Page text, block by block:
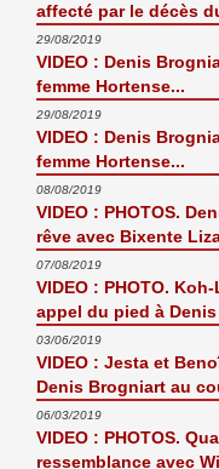
affecté par le décès
29/08/2019
VIDEO : Denis
femme Hortense...
29/08/2019
VIDEO : Denis
femme Hortense...
08/08/2019
VIDEO : PHOTOS.
rêve avec Bixente
07/08/2019
VIDEO : PHOTO.
appel du pied à
03/06/2019
VIDEO : Jesta et
Denis Brogniart au
06/03/2019
VIDEO : PHOTOS.
ressemblance avec